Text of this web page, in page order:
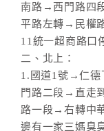
南路→西門路四
平路左轉→民權
11統一超商路口
二、北上：
1.國道1號→仁
門路二段→直走
路一段→右轉中
邊有一家三媽臭